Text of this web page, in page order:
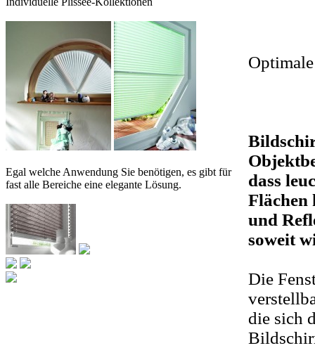
Egal welche Anwendung Sie benötigen, es gibt für
fast alle Bereiche eine elegante Lösung.
dass
Flächen
und
soweit
Die
die sich